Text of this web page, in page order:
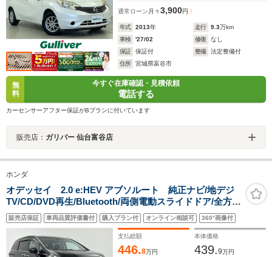
通常ローン 月々3,900円
年式 2013年 走行 9.3万km
車検
'27/02 修復
なし
保証
保証付 整備
法定整備付
住所
宮城県富谷市
無
料
今すぐ在庫確認・見積依頼
電話する
カーセンサーアフター保証がBプランに付いています
販売店： ガリバー 仙台富谷店
ホンダ
オデッセイ 2.0 e:HEV アブソルート 純正ナビ/地デジ
TV/CD/DVD再生/Bluetooth/両側電動スライドドア/全方位
カメラ/ドライブレコーダー/ETC/シートヒーター/衝突軽
減ブレーキ/レーンキープアシスト/レーダークルーズコン
トロール/パドルシフト/禁煙車
販売店保証 車両品質評価書付 購入プラン付 オンライン相談可 360°画像付
支払総額
446.8万円
本体価格
439.9万円